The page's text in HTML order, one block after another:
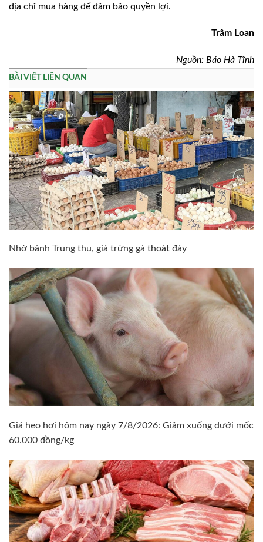
địa chỉ mua hàng để đảm bảo quyền lợi.
Trâm Loan
Nguồn: Báo Hà Tĩnh
BÀI VIẾT LIÊN QUAN
Nhờ bánh Trung thu, giá trứng gà thoát đáy
Giá heo hơi hôm nay ngày 7/8/2026: Giảm xuống dưới mốc
60.000 đồng/kg